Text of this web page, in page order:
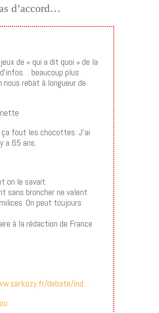
d’accord…
de « qui a dit quoi » de la
beaucoup plus
rebat à longueur de
fout les chocottes. J’ai
a 65 ans.
on le savait.
sans broncher ne valent
On peut toujours
à la rédaction de France
debate/ind…